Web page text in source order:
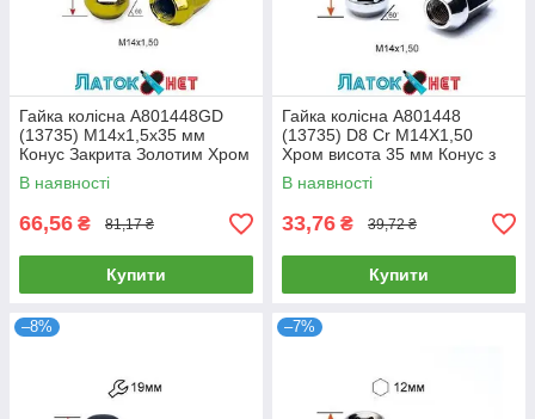
Гайка колісна A801448GD
(13735) M14х1,5х35 мм
Конус Закрита Золотим Хром
Ключ 19
В наявності
66,56 ₴ 81,17 ₴
Купити
Гайка колісна A801448
(13735) D8 Cr M14X1,50
Хром висота 35 мм Конус з
виступом закриті ключ 19 мм
В наявності
33,76 ₴ 39,72 ₴
Купити
–8% –7%